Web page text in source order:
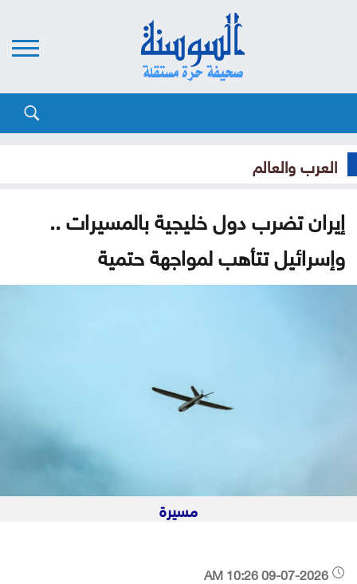
العرب والعالم
إيران تضرب دول خليجية بالمسيرات ..
وإسرائيل تتأهب لمواجهة حتمية
مسيرة